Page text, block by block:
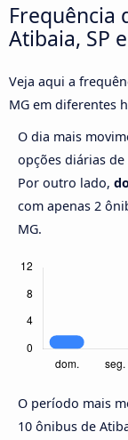
Frequência
Atibaia, SP
Veja aqui a
MG em diferentes
O dia mais
opções diárias de
Por outro lado,
com apenas 2
MG.
O período mais
10 ônibus de